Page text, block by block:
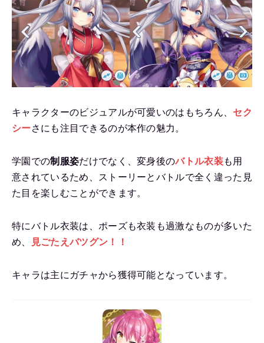
キャラクターのビジュアルが可愛いのはもちろん、 セク
シーさにも注目できるのが本作の魅力。
学園での制服姿だけでなく、変身後のバトル衣装も用
意されているため、ストーリーとバトルで全く違った見
た目を楽しむことができます。
特にバトル衣装は、ポーズも衣装も過激なものが多いた
め、
見ごたえバツグン！！
キャラは主にガチャから獲得可能となっています。